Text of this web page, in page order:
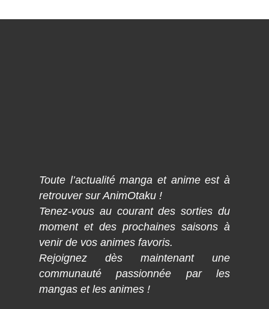
Toute l’actualité manga et anime est à
retrouver sur AnimOtaku !
Tenez-vous au courant des sorties du
moment et des prochaines saisons à
venir de vos animes favoris.
Rejoignez dès maintenant une
communauté passionnée par les
mangas et les animes !